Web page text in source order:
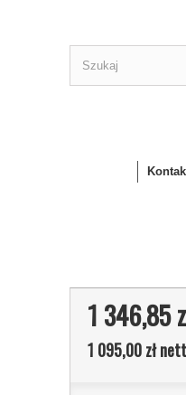
1 346,85
1 095,00 zł